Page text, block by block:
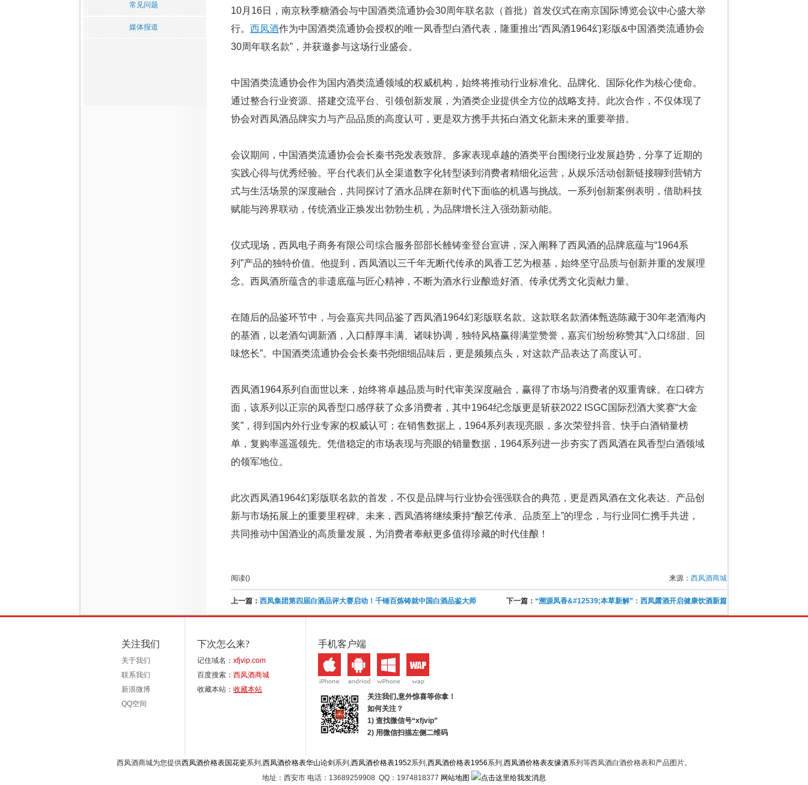
常见问题
媒体报道
10月16日，南京秋季糖酒会与中国酒类流通协会30周年联名款（首批）首发仪式在南京国际博览会议中心盛大举
行。 西凤酒作为中国酒类流通协会授权的唯一凤香型白酒代表，隆重推出“西凤酒1964幻彩版&中国酒类流通协会
30周年联名款”，并获邀参与这场行业盛会。
中国酒类流通协会作为国内酒类流通领域的权威机构，始终将推动行业标准化、品牌化、国际化作为核心使命。
通过整合行业资源、搭建交流平台、引领创新发展，为酒类企业提供全方位的战略支持。此次合作，不仅体现了
协会对西凤酒品牌实力与产品品质的高度认可，更是双方携手共拓白酒文化新未来的重要举措。
会议期间，中国酒类流通协会会长秦书尧发表致辞。多家表现卓越的酒类平台围绕行业发展趋势，分享了近期的
实践心得与优秀经验。平台代表们从全渠道数字化转型谈到消费者精细化运营，从娱乐活动创新链接聊到营销方
式与生活场景的深度融合，共同探讨了酒水品牌在新时代下面临的机遇与挑战。一系列创新案例表明，借助科技
赋能与跨界联动，传统酒业正焕发出勃勃生机，为品牌增长注入强劲新动能。
仪式现场，西凤电子商务有限公司综合服务部部长雒铸奎登台宣讲，深入阐释了西凤酒的品牌底蕴与“1964系
列”产品的独特价值。他提到，西凤酒以三千年无断代传承的凤香工艺为根基，始终坚守品质与创新并重的发展理
念。西凤酒所蕴含的非遗底蕴与匠心精神，不断为酒水行业酿造好酒、传承优秀文化贡献力量。
在随后的品鉴环节中，与会嘉宾共同品鉴了西凤酒1964幻彩版联名款。这款联名款酒体甄选陈藏于30年老酒海内
的基酒，以老酒勾调新酒，入口醇厚丰满、诸味协调，独特风格赢得满堂赞誉，嘉宾们纷纷称赞其“入口绵甜、回
味悠长”。中国酒类流通协会会长秦书尧细细品味后，更是频频点头，对这款产品表达了高度认可。
西凤酒1964系列自面世以来，始终将卓越品质与时代审美深度融合，赢得了市场与消费者的双重青睐。在口碑方
面，该系列以正宗的凤香型口感俘获了众多消费者，其中1964纪念版更是斩获2022 ISGC国际烈酒大奖赛“大金
奖”，得到国内外行业专家的权威认可；在销售数据上，1964系列表现亮眼，多次荣登抖音、快手白酒销量榜
单，复购率遥遥领先。凭借稳定的市场表现与亮眼的销量数据，1964系列进一步夯实了西凤酒在凤香型白酒领域
的领军地位。
此次西凤酒1964幻彩版联名款的首发，不仅是品牌与行业协会强强联合的典范，更是西凤酒在文化表达、产品创
新与市场拓展上的重要里程碑。未来，西凤酒将继续秉持“酿艺传承、品质至上”的理念，与行业同仁携手共进，
共同推动中国酒业的高质量发展，为消费者奉献更多值得珍藏的时代佳酿！
阅读() 来源： 西凤酒商城
上一篇： 西凤集团第四届白酒品评大赛启动！千锤百炼铸就中国白酒品鉴大师 下一篇： “溯源凤香&#12539;本草新解”：西凤露酒开启健康饮酒新篇
关注我们
关于我们
联系我们
新浪微博
QQ空间
下次怎么来?
记住域名： xfjvip.com
百度搜索： 西凤酒商城
收藏本站： 收藏本站
手机客户端
关注我们,意外惊喜等你拿！
如何关注？
1) 查找微信号“xfjvip”
2) 用微信扫描左侧二维码
西凤酒商城为您提供西凤酒价格表国花瓷系列,西凤酒价格表华山论剑 系列,西凤酒价格表1952系列,西凤酒价格表1956系列,西凤酒价格表友缘酒系列等西凤酒白酒价格表和产品图片。
地址：西安市 电话：13689259908 QQ：1974818377 网站地图